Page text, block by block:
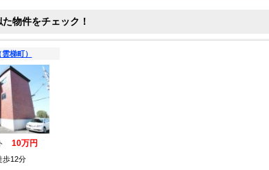
物件をチェック！
梯町）
10万円
歩12分